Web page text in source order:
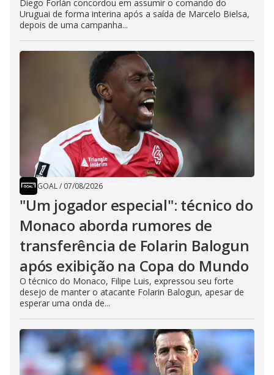
Diego Forlán concordou em assumir o comando do
Uruguai de forma interina após a saída de Marcelo Bielsa,
depois de uma campanha...
GOAL/ 07/08/2026
"Um jogador especial": técnico do
Monaco aborda rumores de
transferência de Folarin Balogun
após exibição na Copa do Mundo
O técnico do Monaco, Filipe Luis, expressou seu forte
desejo de manter o atacante Folarin Balogun, apesar de
esperar uma onda de...